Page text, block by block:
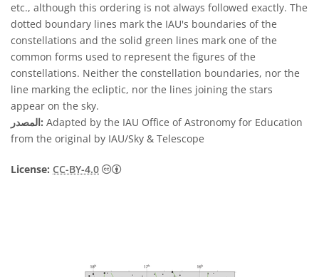
etc., although this ordering is not always followed exactly. The
dotted boundary lines mark the IAU's boundaries of the
constellations and the solid green lines mark one of the
common forms used to represent the figures of the
constellations. Neither the constellation boundaries, nor the
line marking the ecliptic, nor the lines joining the stars
appear on the sky.
المصدر: Adapted by the IAU Office of Astronomy for Education
from the original by IAU/Sky & Telescope
License: CC-BY-4.0